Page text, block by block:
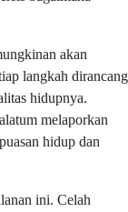
akan
langkah dirancang
hidupnya.
melaporkan
hidup dan
ini. Celah